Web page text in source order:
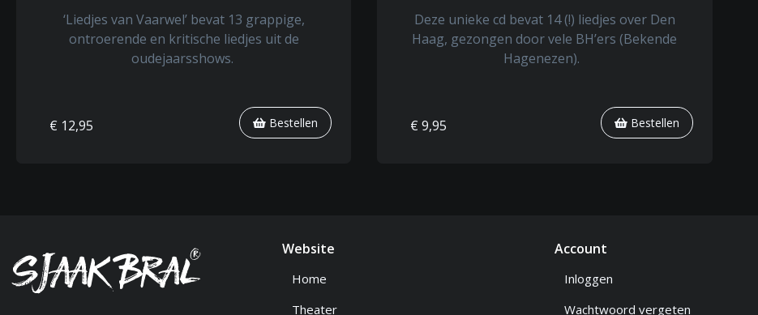
‘Liedjes van Vaarwel’ bevat 13 grappige,
ontroerende en kritische liedjes uit de
oudejaarsshows.
€ 12,95 Bestellen
Deze unieke cd bevat 14 (!) liedjes over Den
Haag, gezongen door vele BH’ers (Bekende
Hagenezen).
€ 9,95 Bestellen
Website
Home
Theater
Account
Inloggen
Wachtwoord vergeten